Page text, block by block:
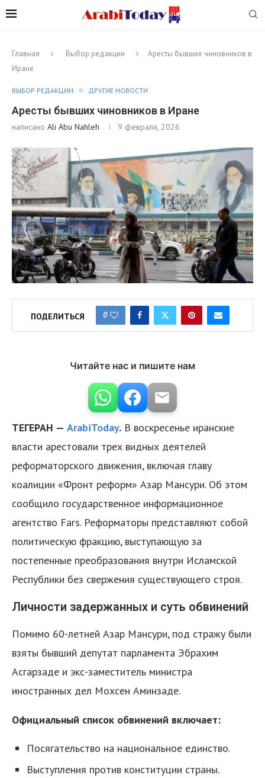
Главная Выбор редакции
Аресты бывших чиновников в
Иране
ВЫБОР РЕДАКЦИИ ДРУГИЕ НОВОСТИ
Аресты бывших чиновников в Иране
написано Ali Abu Nahleh 9 февраля, 2026
ПОДЕЛИТЬСЯ 0
Читайте нас и пишите нам
ТЕГЕРАН — ArabiToday. В воскресенье иранские
власти арестовали трех видных деятелей
реформаторского движения, включая главу
коалиции «Фронт реформ» Азар Мансури. Об этом
сообщило государственное информационное
агентство Fars. Реформаторы представляют собой
политическую фракцию, выступающую за
постепенные преобразования внутри Исламской
Республики без свержения существующего строя.
Личности задержанных и суть обвинений
Помимо 60-летней Азар Мансури, под стражу были
взяты бывший депутат парламента Эбрахим
Асгарзаде и экс-заместитель министра
иностранных дел Мохсен Аминзаде.
Официальный список обвинений включает:
Посягательство на национальное единство.
Выступления против конституции страны.